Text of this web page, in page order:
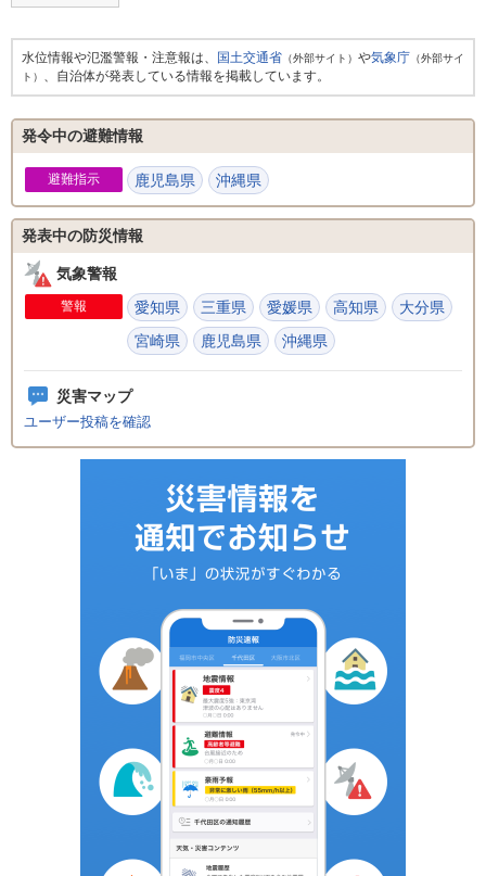
水位情報や氾濫警報・注意報は、 国土交通省 （外部サイト） や気象庁 （外部サイ
ト） 、自治体が発表している情報を掲載しています。
発令中の避難情報
避難指示 鹿児島県 沖縄県
発表中の防災情報
気象警報
警報 愛知県 三重県 愛媛県 高知県
大分県
宮崎県
鹿児島県 沖縄県
災害マップ
ユーザー投稿を確認